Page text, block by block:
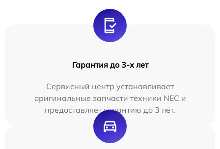
Гарантия до 3-х лет
Сервисный центр устанавливает
оригинальные запчасти техники NEC и
предоставляет гарантию до 3 лет.